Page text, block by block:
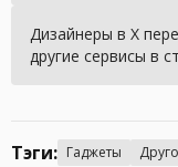
Дизайнеры в X
другие сервисы в
Тэги: Гаджеты